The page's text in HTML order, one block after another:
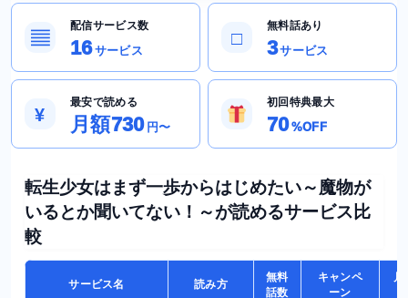
▤
配信サービス数
16サービス
□
無料話あり
3サービス
¥
最安で読める
月額730 円〜
初回特典最大
70%OFF
転生少女はまず一歩からはじめたい～魔物が
いるとか聞いてない！～が読めるサービス比
較
サービス名 読み方
無料
話数
キャンペ
ーン
月